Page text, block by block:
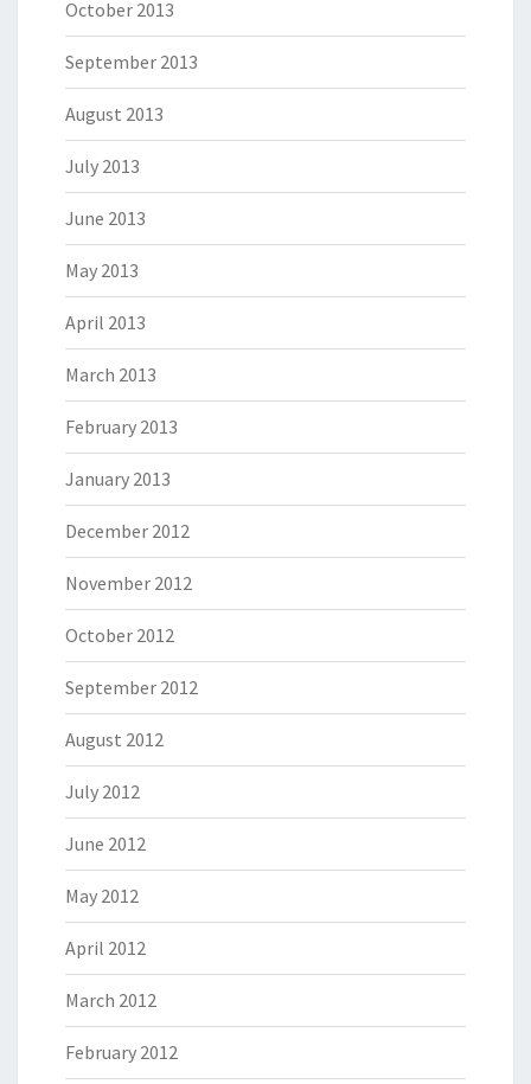
October 2013
September 2013
August 2013
July 2013
June 2013
May 2013
April 2013
March 2013
February 2013
January 2013
December 2012
November 2012
October 2012
September 2012
August 2012
July 2012
June 2012
May 2012
April 2012
March 2012
February 2012